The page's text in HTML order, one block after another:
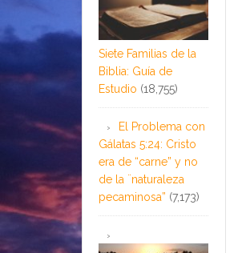
Siete Familias de la
Biblia: Guía de
Estudio (18,755)
El Problema con
Gálatas 5:24: Cristo
era de “carne” y no
de la ¨naturaleza
pecaminosa” (7,173)